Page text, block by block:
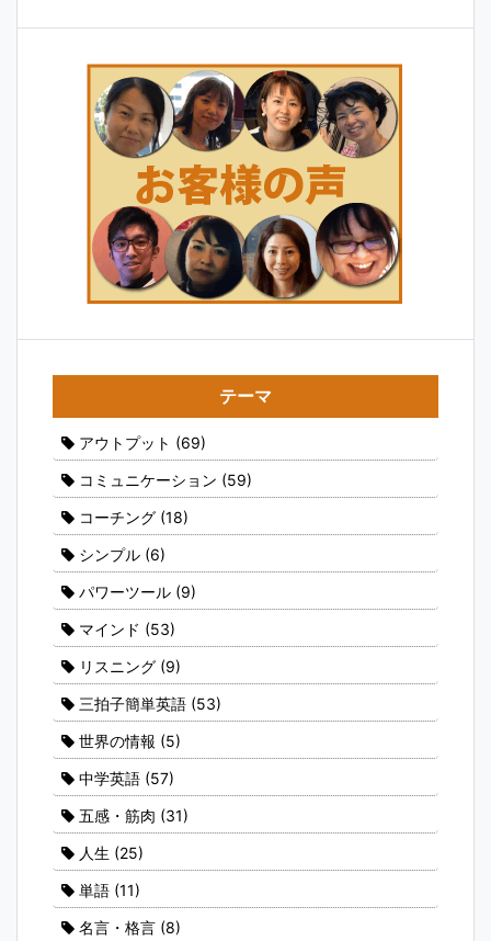
テーマ
アウトプット (69)
コミュニケーション (59)
コーチング (18)
シンプル (6)
パワーツール (9)
マインド (53)
リスニング (9)
三拍子簡単英語 (53)
世界の情報 (5)
中学英語 (57)
五感・筋肉 (31)
人生 (25)
単語 (11)
名言・格言 (8)